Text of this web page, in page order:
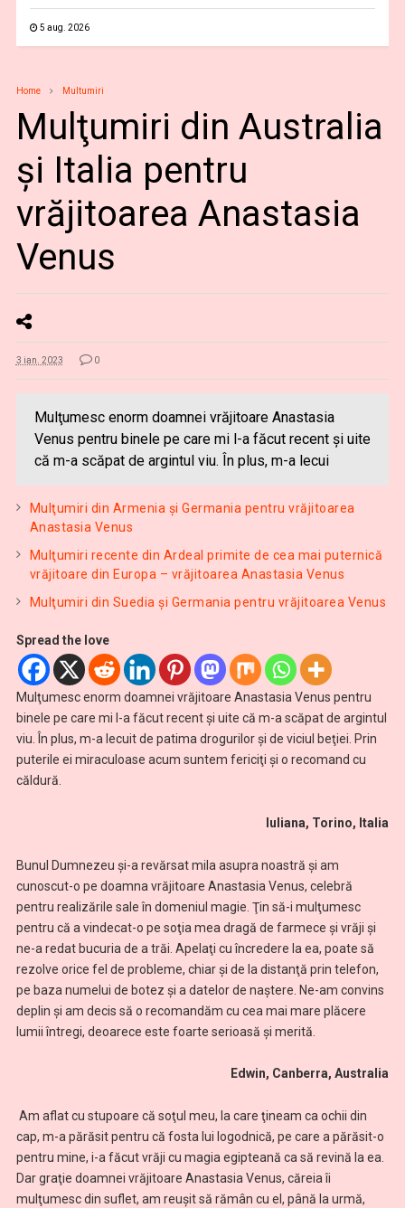
5 aug. 2026
Home Multumiri
Mulţumiri din Australia
și Italia pentru
vrăjitoarea Anastasia
Venus
3 ian. 2023 0
Mulţumesc enorm doamnei vrăjitoare Anastasia
Venus pentru binele pe care mi l-a făcut recent și uite
că m-a scăpat de argintul viu. În plus, m-a lecui
Mulţumiri din Armenia și Germania pentru vrăjitoarea
Anastasia Venus
Mulţumiri recente din Ardeal primite de cea mai puternică
vrăjitoare din Europa – vrăjitoarea Anastasia Venus
Mulţumiri din Suedia și Germania pentru vrăjitoarea Venus
Spread the love
Mulţumesc enorm doamnei vrăjitoare Anastasia Venus pentru
binele pe care mi l-a făcut recent și uite că m-a scăpat de argintul
viu. În plus, m-a lecuit de patima drogurilor şi de viciul beţiei. Prin
puterile ei miraculoase acum suntem fericiţi şi o recomand cu
căldură.
Iuliana, Torino, Italia
Bunul Dumnezeu şi-a revărsat mila asupra noastră şi am
cunoscut-o pe doamna vrăjitoare Anastasia Venus, celebră
pentru realizările sale în domeniul magie. Ţin să-i mulţumesc
pentru că a vindecat-o pe soţia mea dragă de farmece și vrăji şi
ne-a redat bucuria de a trăi. Apelaţi cu încredere la ea, poate să
rezolve orice fel de probleme, chiar şi de la distanţă prin telefon,
pe baza numelui de botez şi a datelor de naştere. Ne-am convins
deplin și am decis să o recomandăm cu cea mai mare plăcere
lumii întregi, deoarece este foarte serioasă și merită.
Edwin, Canberra, Australia
Am aflat cu stupoare că soţul meu, la care ţineam ca ochii din
cap, m-a părăsit pentru că fosta lui logodnică, pe care a părăsit-o
pentru mine, i-a făcut vrăji cu magia egipteană ca să revină la ea.
Dar graţie doamnei vrăjitoare Anastasia Venus, căreia îi
mulţumesc din suflet, am reuşit să rămân cu el, până la urmă,